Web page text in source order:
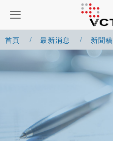
首頁 最新消息 新聞稿